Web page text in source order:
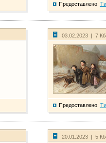
Предоставлено:
03.02.2023 | 7
Предоставлено:
20.01.2023 | 5